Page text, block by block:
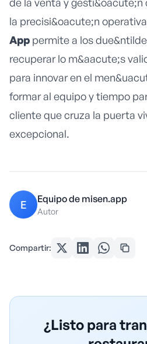
la precisi&oacute;n
App permite a los
recuperar lo m&aacute;s
para innovar en el
formar al equipo y tiempo
cliente que cruza la puerta
excepcional.
E Equipo de misen.app
Autor
Compartir:
¿Listo para